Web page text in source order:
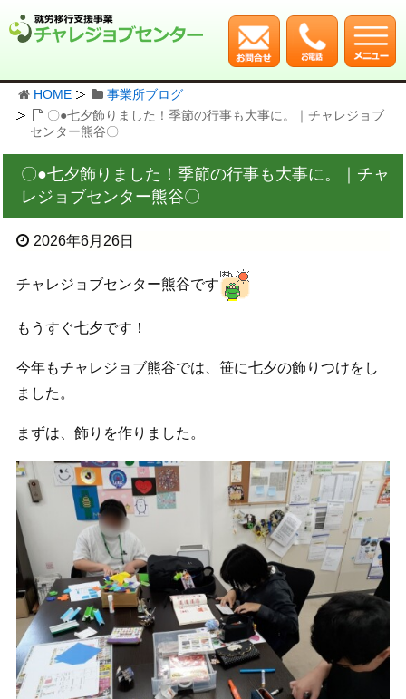
HOME
事業所ブログ
〇●七夕飾りました！季節の行事も大事に。｜チャレジョブ
センター熊谷〇
〇●七夕飾りました！季節の行事も大事に。｜チャ
レジョブセンター熊谷〇
2026年6月26日
チャレジョブセンター熊谷です
もうすぐ七夕です！
今年もチャレジョブ熊谷では、笹に七夕の飾りつけをし
ました。
まずは、飾りを作りました。